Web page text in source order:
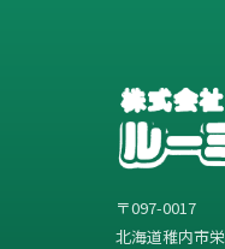
〒097-0017
北海道稚内市